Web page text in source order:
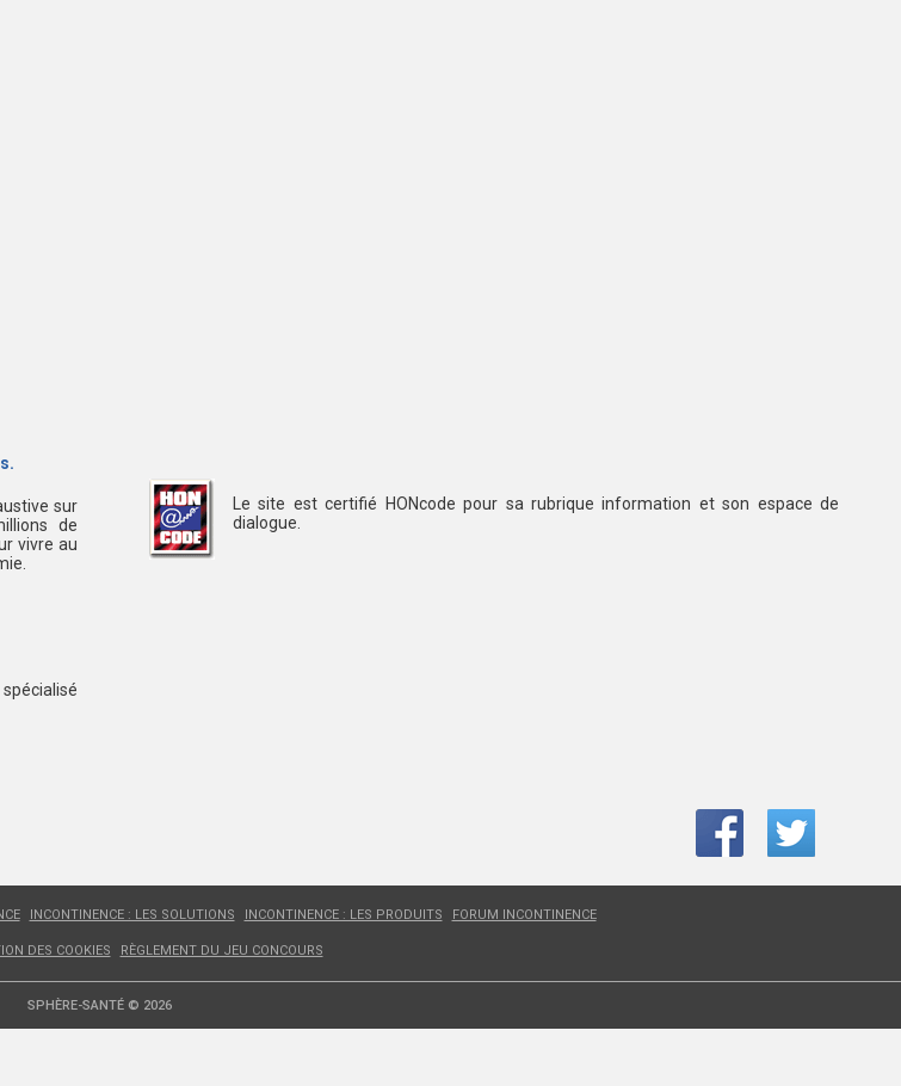
sur
de
vivre au
Le site est certifié HONcode pour sa rubrique information et son espace de
dialogue.
INCONTINENCE : LES SOLUTIONS INCONTINENCE : LES PRODUITS FORUM INCONTINENCE
DES COOKIES RÈGLEMENT DU JEU CONCOURS
SPHÈRE-SANTÉ © 2026